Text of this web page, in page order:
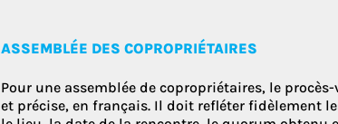
ASSEMBLÉE DES COPROPRIÉTAIRES
Pour une assemblée de copropriétaires, le
et précise, en français. Il doit refléter fidèlement